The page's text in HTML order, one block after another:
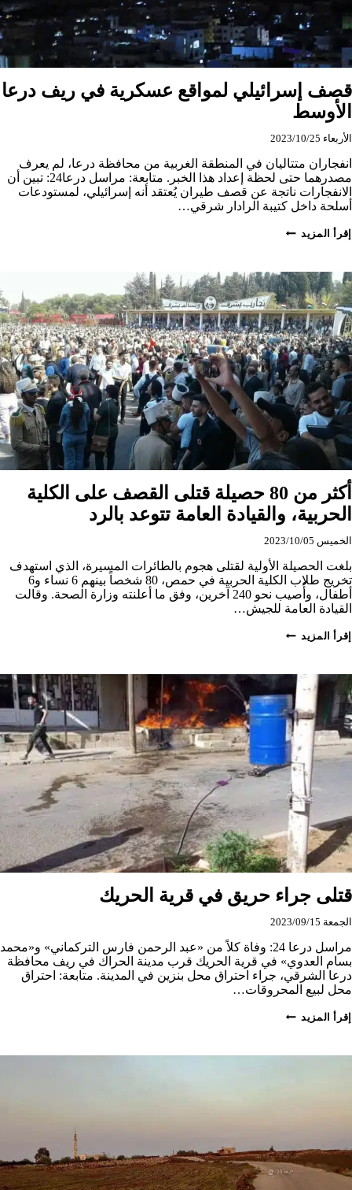
قصف إسرائيلي لمواقع عسكرية في ريف درعا
الأوسط
الأربعاء 2023/10/25
انفجاران متتاليان في المنطقة الغربية من محافظة درعا، لم يعرف
مصدرهما حتى لحظة إعداد هذا الخبر. متابعة: مراسل درعا24: تبين أن
الانفجارات ناتجة عن قصف طيران يُعتقد أنه إسرائيلي، لمستودعات
أسلحة داخل كتيبة الرادار شرقي…
إقرأ المزيد قصف
في
ريف
درعا
الأوسط
أكثر من 80 حصيلة قتلى القصف على الكلية
الحربية، والقيادة العامة تتوعد بالرد
الخميس 2023/10/05
بلغت الحصيلة الأولية لقتلى هجوم بالطائرات المسيرة، الذي استهدف
تخريج طلاب الكلية الحربية في حمص، 80 شخصاً بينهم 6 نساء و6
أطفال، وأُصيب نحو 240 آخرين، وفق ما أعلنته وزارة الصحة. وقالت
القيادة العامة للجيش…
إقرأ المزيد أكثر
قتلى
القصف
على
الكلية
الحربية،
والقيادة
العامة
تتوعد
بالرد
قتلى جراء حريق في قرية الحريك
الجمعة 2023/09/15
مراسل درعا 24: وفاة كلاً من «عبد الرحمن فارس التركماني» و«محمد
بسام العدوي» في قرية الحريك قرب مدينة الحراك في ريف محافظة
درعا الشرقي، جراء احتراق محل بنزين في المدينة. متابعة: احتراق
محل لبيع المحروقات…
إقرأ المزيد قتلى
قرية